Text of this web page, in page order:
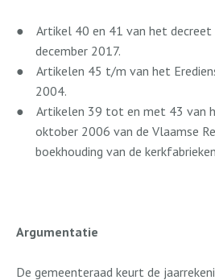
●
Artikel 40 en 41 van het
december 2017.
●
Artikelen 45 t/m van het
2004.
●
Artikelen 39 tot en met 43 van
oktober 2006 van de Vlaamse
boekhouding van de
Argumentatie
De gemeenteraad keurt de